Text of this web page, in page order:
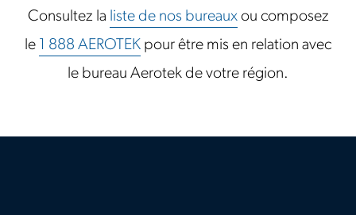
Consultez la liste de nos bureauxou composez
le 1 888 AEROTEK pour être mis en relation avec
le bureau Aerotek de votre région.